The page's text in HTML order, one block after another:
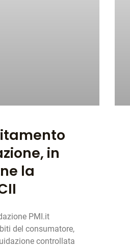
in
la
PMI.it
del consumatore,
controllata